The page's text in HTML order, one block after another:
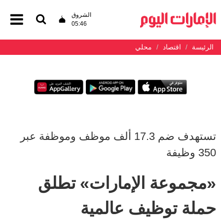
الشروق
05:46
الرئيسة اقتصاد محلي
تستهدف ضم 17.3 ألف موظف وموظفة عبر
350 وظيفة
«مجموعة الإمارات» تطلق
حملة توظيف عالمية